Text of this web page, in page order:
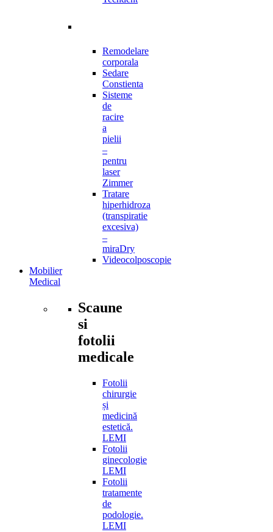
Remodelare
corporala
Sedare
Constienta
Sisteme
de
racire
a
pielii
–
pentru
laser
Zimmer
Tratare
hiperhidroza
(transpiratie
excesiva)
–
miraDry
Videocolposcopie
Mobilier
Medical
Scaune
si
fotolii
medicale
Fotolii
chirurgie
și
medicină
estetică.
LEMI
Fotolii
ginecologie
LEMI
Fotolii
tratamente
de
podologie.
LEMI